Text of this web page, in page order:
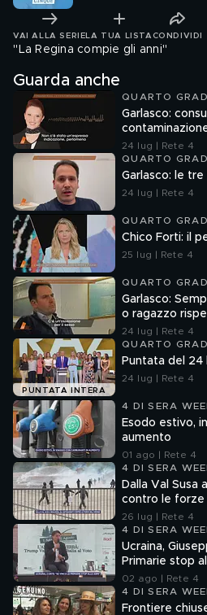
VAI ALLA SERIE LA TUA LISTA CONDIVIDI
''La Regina compie gli anni''
Guarda anche
QUARTO
Garlasco:
24 lug | Rete 4
QUARTO
Garlasco: le
24 lug | Rete 4
QUARTO
Chico Forti: il
25 lug | Rete 4
QUARTO
Garlasco:
o ragazzo
24 lug | Rete 4
PUNTATA INTERA
QUARTO
Puntata del 24
24 lug | Rete 4
4 DI SERA
Esodo estivo,
aumento
01 ago | Rete 4
4 DI SERA
Dalla Val Susa
contro le forze
26 lug | Rete 4
4 DI SERA
Ucraina,
Primarie stop
02 ago | Rete 4
4 DI SERA
Frontiere